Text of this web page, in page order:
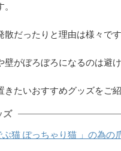
だったりと理由は様々です
がぼろぼろになるのは避け
たいおすすめグッズをご紹
ズ
猫 ぽっちゃり猫 」の為の